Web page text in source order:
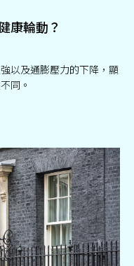
康輪動？
以及通膨壓力的下降，顯
同。